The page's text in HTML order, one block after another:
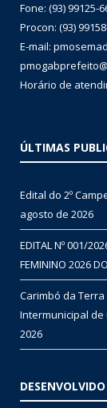
Fone: (93) 99125-
Procon: (93)
E-mail:
Horário de
ÚLTIMAS
Edital do 2º
agosto de 2026
EDITAL Nº 001/
FEMININO 2026
Carimbó da
Intermunicipal de
2026